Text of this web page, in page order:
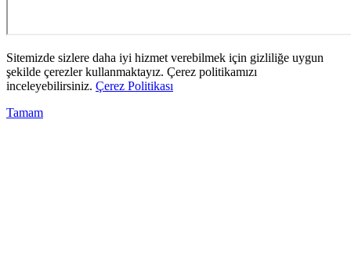
Sitemizde sizlere daha iyi hizmet verebilmek için gizliliğe uygun
şekilde çerezler kullanmaktayız. Çerez politikamızı
inceleyebilirsiniz. Çerez Politikası
Tamam